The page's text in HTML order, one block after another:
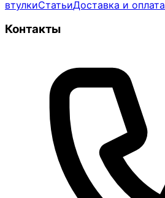
втулкиСтатьиДоставка и оплата
Контакты